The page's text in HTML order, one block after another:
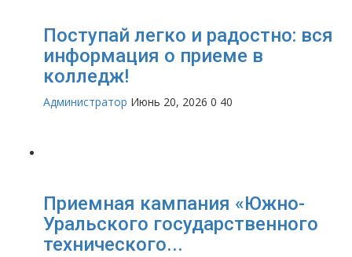
Поступай легко и радостно: вся
информация о приеме в
колледж!
Администратор Июнь 20, 2026 0 40
Приемная кампания «Южно-
Уральского государственного
технического...